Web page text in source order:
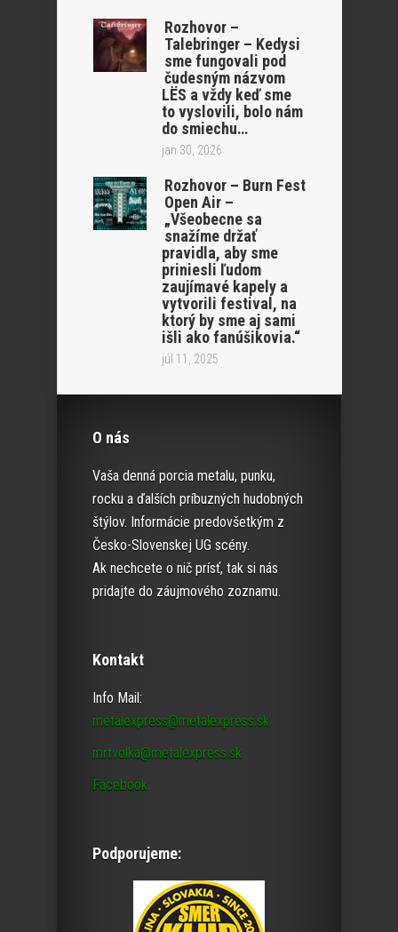
Rozhovor –
Talebringer – Kedysi
sme fungovali pod
čudesným názvom
LËS a vždy keď sme
to vyslovili, bolo nám
do smiechu…
jan 30, 2026
Rozhovor – Burn Fest
Open Air –
„Všeobecne sa
snažíme držať
pravidla, aby sme
priniesli ľudom
zaujímavé kapely a
vytvorili festival, na
ktorý by sme aj sami
išli ako fanúšikovia.“
júl 11, 2025
O nás
Vaša denná porcia metalu, punku,
rocku a ďalších príbuzných hudobných
štýlov. Informácie predovšetkým z
Česko-Slovenskej UG scény.
Ak nechcete o nič prísť, tak si nás
pridajte do záujmového zoznamu.
Kontakt
Info Mail:
metalexpress@metalexpress.sk
mrtvolka@metalexpress.sk
Facebook
Podporujeme: